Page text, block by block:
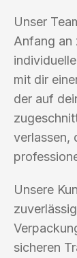
Unser
Anfang an
mit dir
der auf
verlassen,
Unsere
sicheren